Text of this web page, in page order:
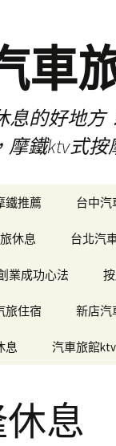
車
息的好地
鐵ktv式
鐵推薦 台中汽
休息 台北汽
業成功心法
旅住宿 新店汽
息 汽車旅館ktv
息